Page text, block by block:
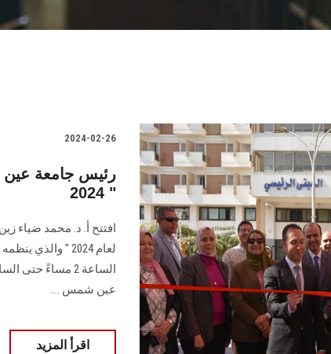
2024-02-26
رئيس جامعة عين
2024 "
افتتح أ. د. محمد ضياء
عين ‏شمس ....
اقرأ المزيد